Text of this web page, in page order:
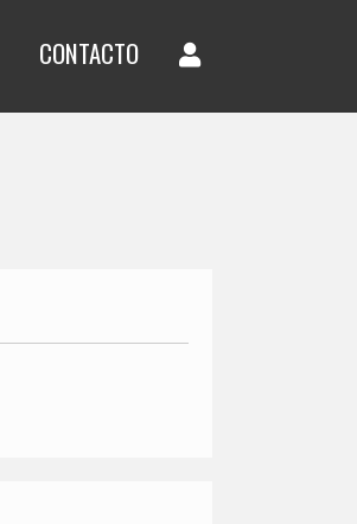
CONTACTO